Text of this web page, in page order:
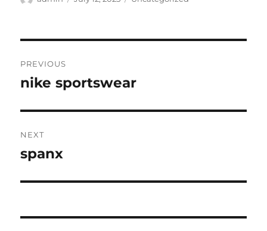
navigation
PREVIOUS
Previous
nike sportswear
NEXT
Next
spanx